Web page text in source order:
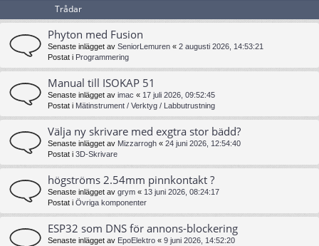
Trådar
Phyton med Fusion
Senaste inlägget av SeniorLemuren « 2 augusti 2026, 14:53:21
Postat i Programmering
Manual till ISOKAP 51
Senaste inlägget av imac « 17 juli 2026, 09:52:45
Postat i Mätinstrument / Verktyg / Labbutrustning
Välja ny skrivare med exgtra stor bädd?
Senaste inlägget av Mizzarrogh « 24 juni 2026, 12:54:40
Postat i 3D-Skrivare
högströms 2.54mm pinnkontakt ?
Senaste inlägget av grym « 13 juni 2026, 08:24:17
Postat i Övriga komponenter
ESP32 som DNS för annons-blockering
Senaste inlägget av EpoElektro « 9 juni 2026, 14:52:20